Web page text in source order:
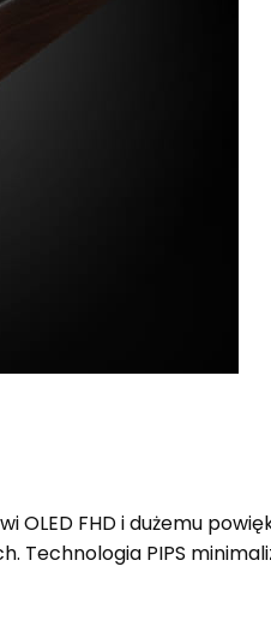
FHD i dużemu
PIPS